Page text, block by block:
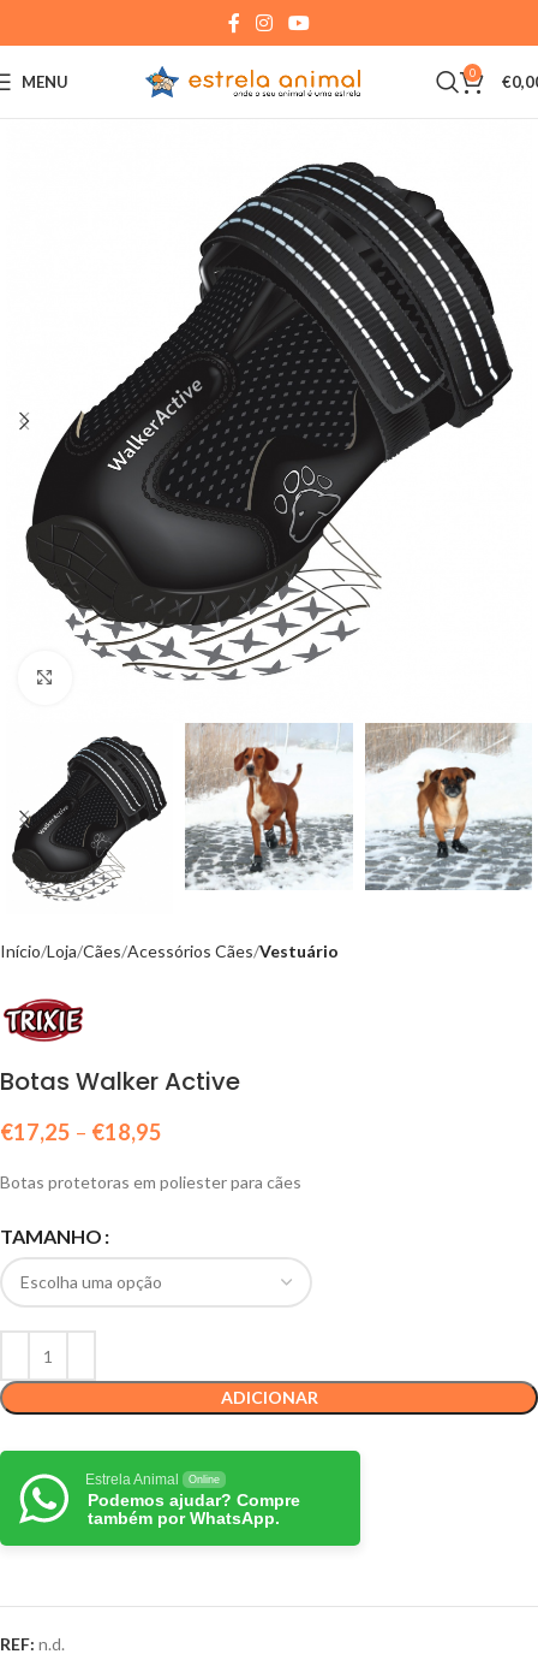
MENU 0 €
Click to enlarge
Início Loja Cães Acessórios Cães Vestuário
Botas Walker Active
€17,25 – €18,95
Botas protetoras em poliester para cães
TAMANHO
ADICIONAR
Estrela Animal Online
Podemos ajudar? Compre
também por WhatsApp.
REF: n.d.